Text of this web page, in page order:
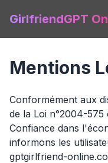
GirlfriendGPT
Mentions
Conformément aux
de la Loi n°2004-
Confiance dans
informons les
gptgirlfriend-